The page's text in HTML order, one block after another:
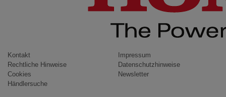
CIVIC / CIVIC LIMOUSINE
INSIGHT
ACCORD
Kontakt
Impressum
Rechtliche Hinweise
Datenschutzhinweise
Cookies
Newsletter
Händlersuche